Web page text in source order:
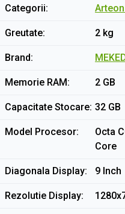
Categorii
Greutate 2 kg
Brand
Memorie RAM 2 GB
Capacitate Stocare 32 GB
Model Procesor
Octa
Core
Diagonala Display 9 Inch
Rezolutie Display